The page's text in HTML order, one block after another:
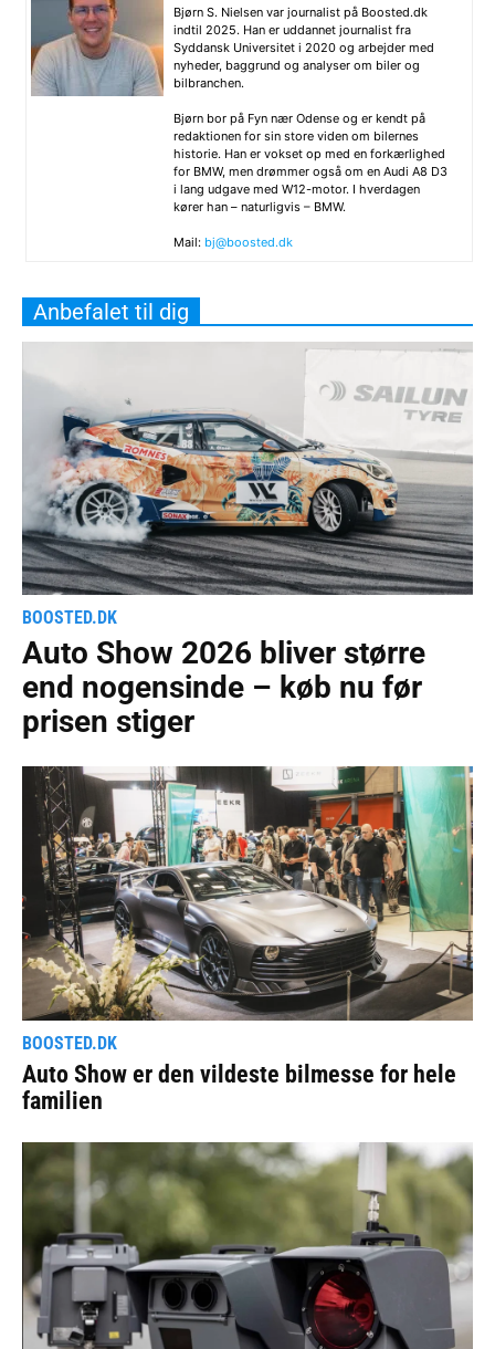
Bjørn S. Nielsen var journalist på Boosted.dk
indtil 2025. Han er uddannet journalist fra
Syddansk Universitet i 2020 og arbejder med
nyheder, baggrund og analyser om biler og
bilbranchen.
Bjørn bor på Fyn nær Odense og er kendt på
redaktionen for sin store viden om bilernes
historie. Han er vokset op med en forkærlighed
for BMW, men drømmer også om en Audi A8 D3
i lang udgave med W12-motor. I hverdagen
kører han – naturligvis – BMW.
Mail: bj@boosted.dk